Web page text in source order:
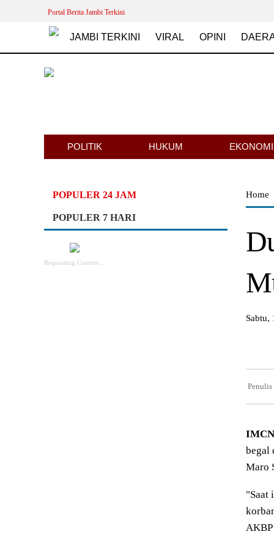
Portal Berita Jambi Terkini
JAMBI TERKINI VIRAL OPINI
POLITIK HUKUM EKONOMI
POPULER 24 JAM
POPULER 7 HARI
Requesting Content...
Home
Sabtu,
Penulis
begal
Maro
"Saat